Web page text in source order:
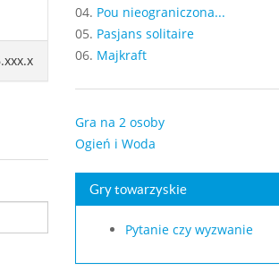
04. Pou nieograniczona...
05. Pasjans solitaire
06. Majkraft
Gra na 2 osoby
Ogień i Woda
Gry towarzyskie
Pytanie czy wyzwanie